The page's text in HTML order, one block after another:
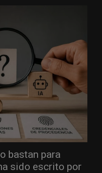
bastan para
sido escrito por